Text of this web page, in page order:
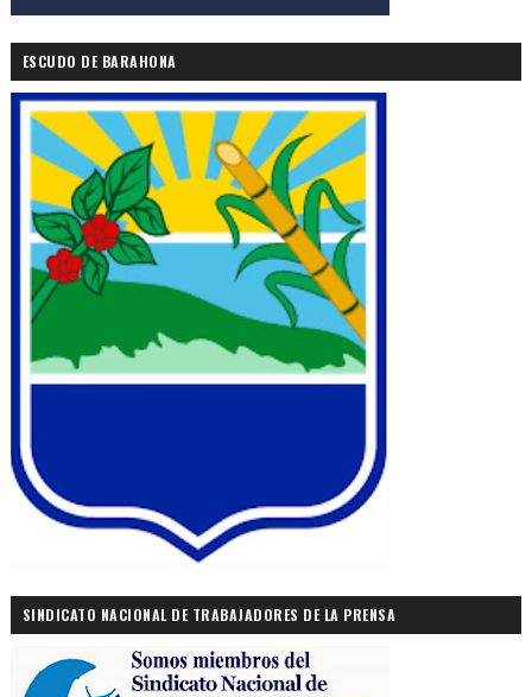
ESCUDO DE BARAHONA
SINDICATO NACIONAL DE TRABAJADORES DE LA PRENSA